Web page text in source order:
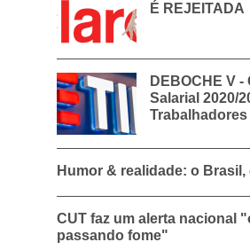
É REJEITADA
DEBOCHE V
Salarial 2020/
Trabalhadores
Humor & realidade: o
CUT faz um alerta nacional
passando fome"